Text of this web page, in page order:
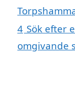
4 Sök efter
omgivande